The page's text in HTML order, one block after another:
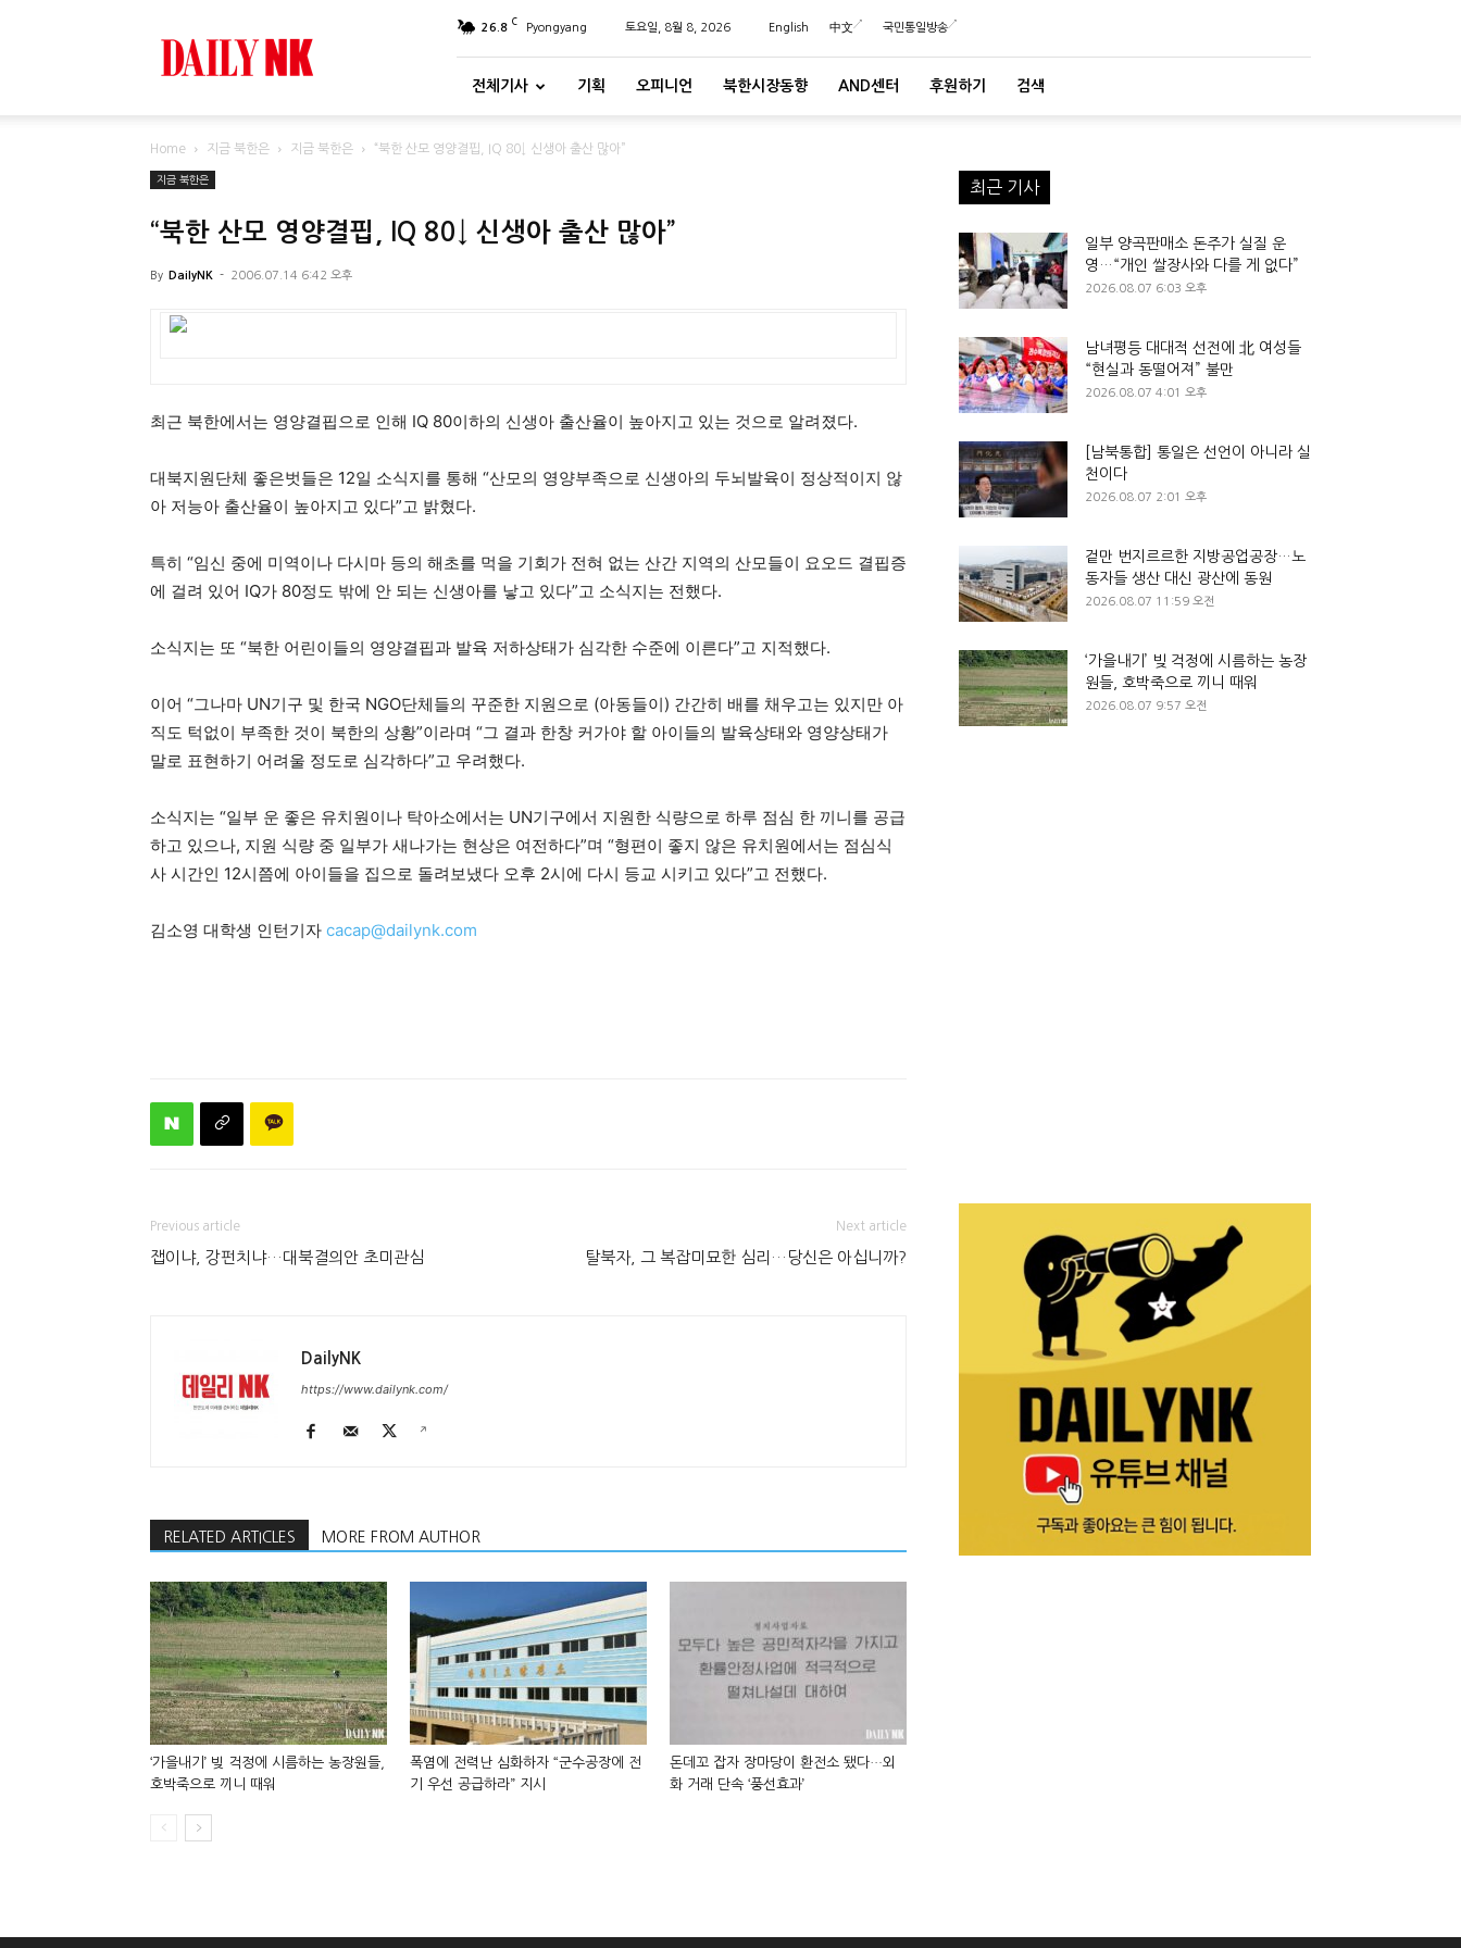
26.8 C Pyongyang 토요일, 8월 8, 2026 English 中文 국민통일방송
전체기사 기획 오피니언 북한시장동향 AND센터 후원하기 검색
Home 지금 북한은 지금 북한은 “북한 산모 영양결핍, IQ 80↓ 신생아 출산 많아”
지금 북한은
“북한 산모 영양결핍, IQ 80↓ 신생아 출산 많아”
By DailyNK - 2006.07.14 6:42 오후
최근 북한에서는 영양결핍으로 인해 IQ 80이하의 신생아 출산율이 높아지고 있는 것으로 알려졌다.
대북지원단체 좋은벗들은 12일 소식지를 통해 “산모의 영양부족으로 신생아의 두뇌발육이 정상적이지 않
아 저능아 출산율이 높아지고 있다”고 밝혔다.
특히 “임신 중에 미역이나 다시마 등의 해초를 먹을 기회가 전혀 없는 산간 지역의 산모들이 요오드 결핍증
에 걸려 있어 IQ가 80정도 밖에 안 되는 신생아를 낳고 있다”고 소식지는 전했다.
소식지는 또 “북한 어린이들의 영양결핍과 발육 저하상태가 심각한 수준에 이른다”고 지적했다.
이어 “그나마 UN기구 및 한국 NGO단체들의 꾸준한 지원으로 (아동들이) 간간히 배를 채우고는 있지만 아
직도 턱없이 부족한 것이 북한의 상황”이라며 “그 결과 한창 커가야 할 아이들의 발육상태와 영양상태가
말로 표현하기 어려울 정도로 심각하다”고 우려했다.
소식지는 “일부 운 좋은 유치원이나 탁아소에서는 UN기구에서 지원한 식량으로 하루 점심 한 끼니를 공급
하고 있으나, 지원 식량 중 일부가 새나가는 현상은 여전하다”며 “형편이 좋지 않은 유치원에서는 점심식
사 시간인 12시쯤에 아이들을 집으로 돌려보냈다 오후 2시에 다시 등교 시키고 있다”고 전했다.
김소영 대학생 인턴기자 cacap@dailynk.com
Previous article
잽이냐, 강펀치냐…대북결의안 초미관심
Next article
탈북자, 그 복잡미묘한 심리…당신은 아십니까?
DailyNK
https://www.dailynk.com/
RELATED ARTICLES MORE FROM AUTHOR
‘가을내기’ 빚 걱정에 시름하는 농장원들,
호박죽으로 끼니 때워
폭염에 전력난 심화하자 “군수공장에 전
기 우선 공급하라” 지시
돈데꼬 잡자 장마당이 환전소 됐다…외
화 거래 단속 ‘풍선효과’
최근 기사
일부 양곡판매소 돈주가 실질 운
영…“개인 쌀장사와 다를 게 없다”
2026.08.07 6:03 오후
남녀평등 대대적 선전에 北 여성들
“현실과 동떨어져” 불만
2026.08.07 4:01 오후
[남북통합] 통일은 선언이 아니라 실
천이다
2026.08.07 2:01 오후
겉만 번지르르한 지방공업공장…노
동자들 생산 대신 광산에 동원
2026.08.07 11:59 오전
‘가을내기’ 빚 걱정에 시름하는 농장
원들, 호박죽으로 끼니 때워
2026.08.07 9:57 오전